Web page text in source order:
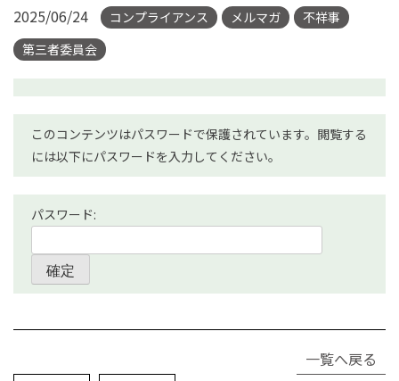
2025/06/24 コンプライアンス メルマガ
不祥事
第三者委員会
このコンテンツはパスワードで保護されています。閲覧する
には以下にパスワードを入力してください。
パスワード:
一覧へ戻る